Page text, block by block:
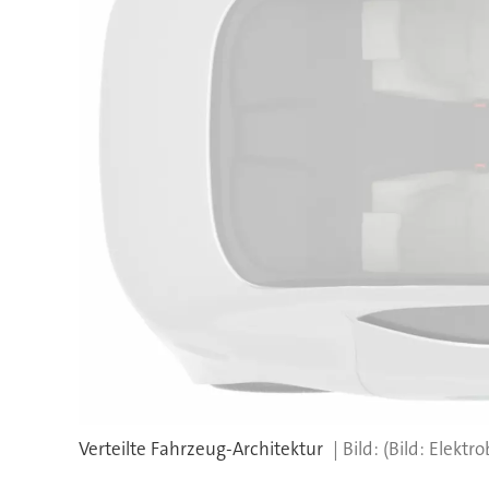
Verteilte Fahrzeug-Architektur (Bild: